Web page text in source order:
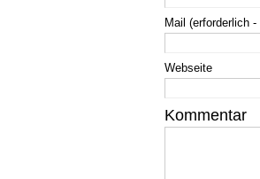
Mail (erforderlich
Webseite
Kommentar